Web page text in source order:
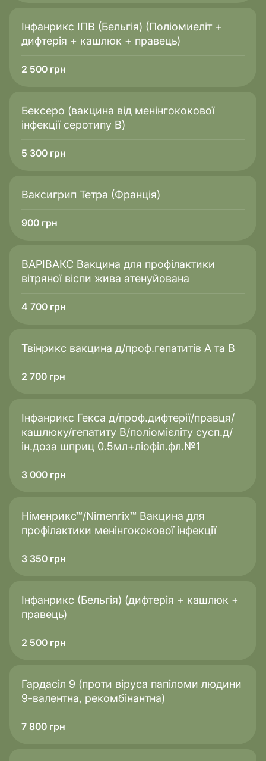
Інфанрикс ІПВ (Бельгія) (Поліомиеліт +
дифтерія + кашлюк + правець)
2 500 грн
Бексеро (вакцина від менінгококової
інфекції серотипу B)
5 300 грн
Ваксигрип Тетра (Франція)
900 грн
ВАРІВАКС Вакцина для профілактики
вітряної віспи жива атенуйована
4 700 грн
Твiнрикс вакцина д/проф.гепатитiв А та В
2 700 грн
Інфанрикс Гекса д/проф.дифтерії/правця/
кашлюку/гепатиту В/поліомієліту сусп.д/
ін.доза шприц 0.5мл+ліофіл.фл.№1
3 000 грн
Німенрикс™/Nimenrix™ Вакцина для
профілактики менінгококової інфекції
3 350 грн
Інфанрикс (Бельгія) (дифтерія + кашлюк +
правець)
2 500 грн
Гардасіл 9 (проти віруса папіломи людини
9-валентна, рекомбінантна)
7 800 грн